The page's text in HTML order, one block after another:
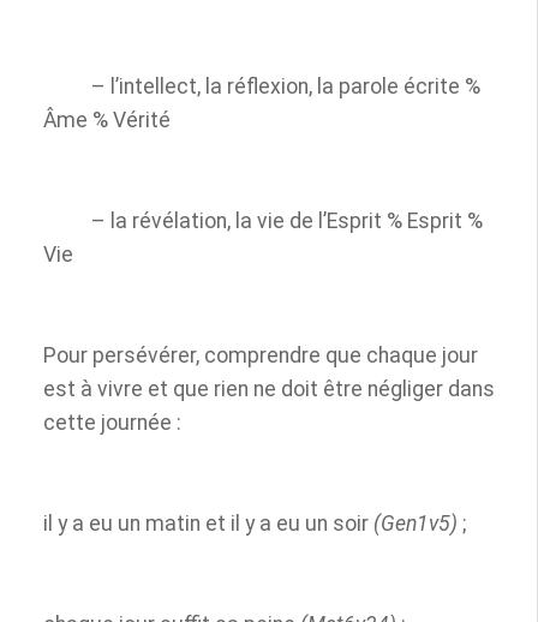
– l’intellect, la réflexion, la parole écrite %
Âme % Vérité
– la révélation, la vie de l’Esprit % Esprit %
Vie
Pour persévérer, comprendre que chaque jour
est à vivre et que rien ne doit être négliger dans
cette journée :
il y a eu un matin et il y a eu un soir (Gen1v5) ;